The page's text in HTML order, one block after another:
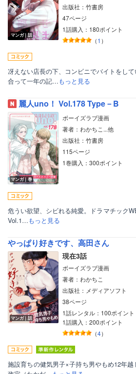
マンガ｜話
出版社：竹書房
47ページ
1話購入：180ポイント
（1 ）
冴えない店長の下、コンビニでバイトをし
合って一年の記…もっと見る
麗人uno！ Vol.178 Type－B
マンガ｜巻
ボーイズラブ漫画
著者：わかちこ...他
出版社：竹書房
115ページ
1巻購入：300ポイント
危うい欲望、シビれる純愛。ドラマチック
Vol.1…もっと見る
やっぱり好きです、高田さん
マンガ｜話
現在3話
ボーイズラブ漫画
著者：わかちこ
出版社：メディアソフト
38ページ
1話レンタル：100ポイント
1話購入：200ポイント
（4）
施設育ちの健気男子×子持ち男やもめ12年